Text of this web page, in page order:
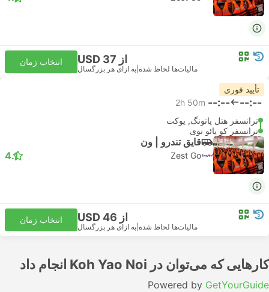
از USD 37
مالیات‌ها لحاظ شده به ازای هر بزرگسال
انتخاب زمان
تأیید فوری
--:--
--:--
2h 50m
ترانسفر هتل پاتونگ, پوکت
ترانسفر کو یائو نوی
قایق تندرو | ون
Zest Go
4.1
از USD 46
مالیات‌ها لحاظ شده به ازای هر بزرگسال
انتخاب زمان
کارهایی که می‌توان در Koh Yao Noi انجام داد
Powered by GetYourGuide